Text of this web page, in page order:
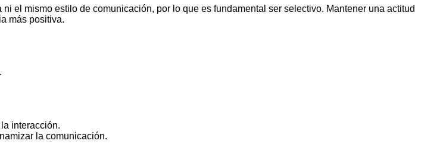
el mismo estilo de comunicación, por lo que es fundamental ser selectivo. Mantener una actitud
más positiva.
interacción.
la comunicación.